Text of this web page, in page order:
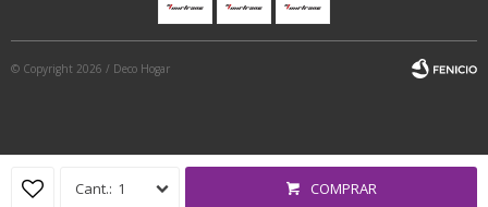
1 COMPRAR
© Copyright 2026 / Deco Hogar